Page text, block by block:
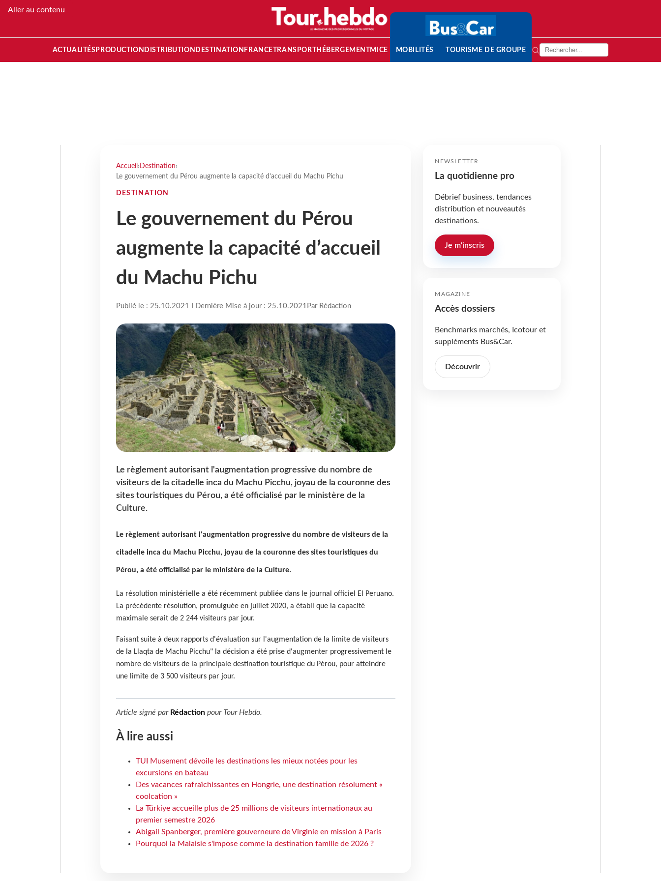
Aller au contenu
ACTUALITÉS PRODUCTION DISTRIBUTION DESTINATION FRANCETRANSPORT HÉBERGEMENTMICE MOBILITÉS TOURISME DE GROUPE
Accueil › Destination›
Le gouvernement du Pérou augmente la capacité d’accueil du Machu Pichu
DESTINATION
Le gouvernement du Pérou
augmente la capacité d’accueil
du Machu Pichu
Publié le : 25.10.2021 I Dernière Mise à jour : 25.10.2021 Par Rédaction
Le règlement autorisant l'augmentation progressive du nombre de
visiteurs de la citadelle inca du Machu Picchu, joyau de la couronne des
sites touristiques du Pérou, a été officialisé par le ministère de la
Culture.
Le règlement autorisant l'augmentation progressive du nombre de visiteurs de la
citadelle inca du Machu Picchu, joyau de la couronne des sites touristiques du
Pérou, a été officialisé par le ministère de la Culture.
La résolution ministérielle a été récemment publiée dans le journal officiel El Peruano.
La précédente résolution, promulguée en juillet 2020, a établi que la capacité
maximale serait de 2 244 visiteurs par jour.
Faisant suite à deux rapports d'évaluation sur l'augmentation de la limite de visiteurs
de la Llaqta de Machu Picchu" la décision a été prise d'augmenter progressivement le
nombre de visiteurs de la principale destination touristique du Pérou, pour atteindre
une limite de 3 500 visiteurs par jour.
Article signé par Rédactionpour Tour Hebdo.
À lire aussi
TUI Musement dévoile les destinations les mieux notées pour les
excursions en bateau
Des vacances rafraîchissantes en Hongrie, une destination résolument «
coolcation »
La Türkiye accueille plus de 25 millions de visiteurs internationaux au
premier semestre 2026
Abigail Spanberger, première gouverneure de Virginie en mission à Paris
Pourquoi la Malaisie s'impose comme la destination famille de 2026 ?
NEWSLETTER
La quotidienne pro
Débrief business, tendances
distribution et nouveautés
destinations.
Je m'inscris
MAGAZINE
Accès dossiers
Benchmarks marchés, Icotour et
suppléments Bus&Car.
Découvrir